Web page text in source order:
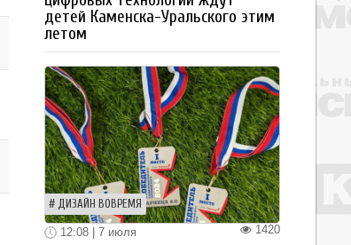
детей Каменска-Уральского этим
летом
ДИЗАЙН ВОВРЕМЯ
1420
12:08 | 7 июля